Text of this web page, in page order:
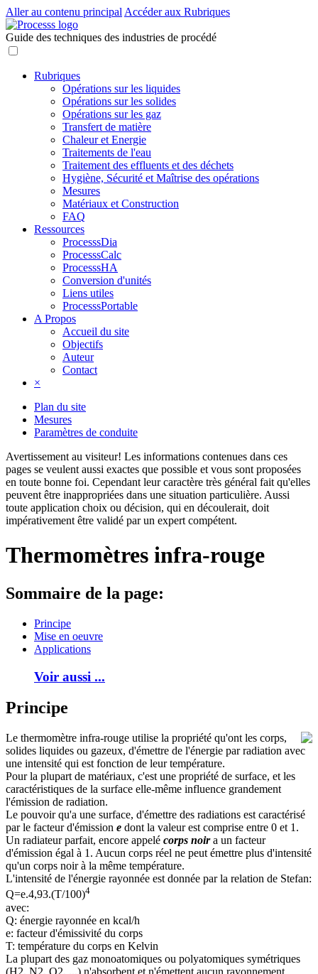
Aller au contenu principal Accéder aux Rubriques
Guide des techniques des industries de procédé
Rubriques
Opérations sur les liquides
Opérations sur les solides
Opérations sur les gaz
Transfert de matière
Chaleur et Energie
Traitements de l'eau
Traitement des effluents et des déchets
Hygiène, Sécurité et Maîtrise des opérations
Mesures
Matériaux et Construction
FAQ
Ressources
ProcesssDia
ProcesssCalc
ProcesssHA
Conversion d'unités
Liens utiles
ProcesssPortable
A Propos
Accueil du site
Objectifs
Auteur
Contact
×
Plan du site
Mesures
Paramètres de conduite
Avertissement au visiteur! Les informations contenues dans ces
pages se veulent aussi exactes que possible et vous sont proposées
en toute bonne foi. Cependant leur caractère très général fait qu'elles
peuvent être inappropriées dans une situation particulière. Aussi
toute application choix ou décision, qui en découlerait, doit
impérativement être validé par un expert compétent.
Thermomètres infra-rouge
Sommaire de la page:
Principe
Mise en oeuvre
Applications
Voir aussi ...
Principe
Le thermomètre infra-rouge utilise la propriété qu'ont les corps,
solides liquides ou gazeux, d'émettre de l'énergie par radiation avec
une intensité qui est fonction de leur température.
Pour la plupart de matériaux, c'est une propriété de surface, et les
caractéristiques de la surface elle-même influence grandement
l'émission de radiation.
Le pouvoir qu'a une surface, d'émettre des radiations est caractérisé
par le facteur d'émission e dont la valeur est comprise entre 0 et 1.
Un radiateur parfait, encore appelé corps noira un facteur
d'émission égal à 1. Aucun corps réel ne peut émettre plus d'intensité
qu'un corps noir à la même température.
L'intensité de l'énergie rayonnée est donnée par la relation de Stefan:
Q=e.4,93.(T/100)4
avec:
Q: énergie rayonnée en kcal/h
e: facteur d'émissivité du corps
T: température du corps en Kelvin
La plupart des gaz monoatomiques ou polyatomiques symétriques
(H2, N2, O2, ...) n'absorbent et n'émettent aucun rayonnement